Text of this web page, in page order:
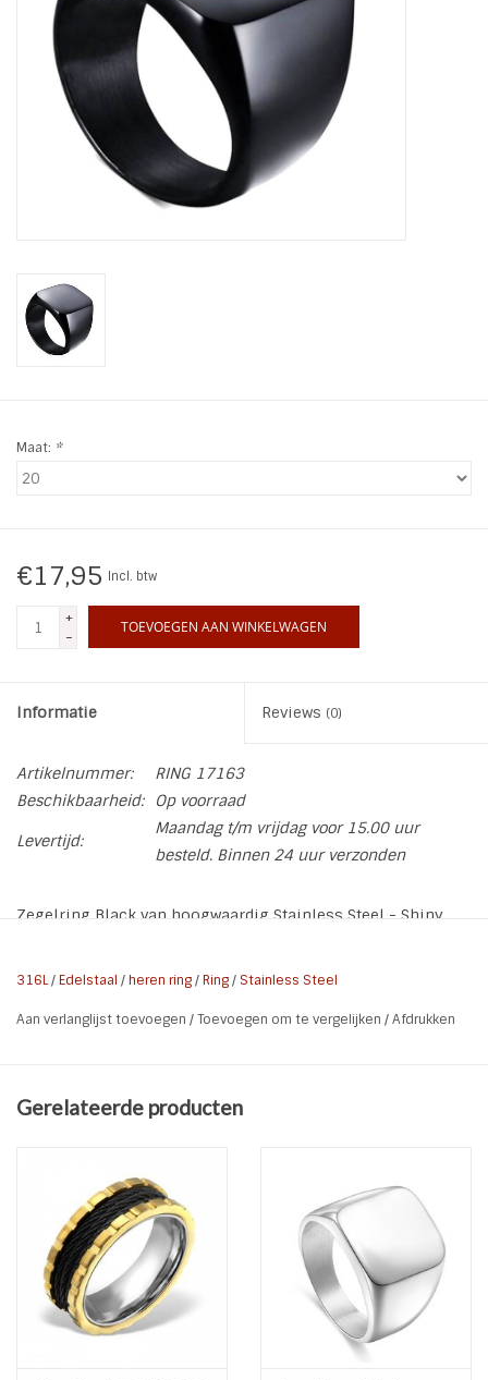
Zonnebrillen
Fashion
ON THE BEACH
LIFESTYLE PRODUCTEN
SALE
Maat: *
€17,95 Incl. btw
+
-
TOEVOEGEN AAN WINKELWAGEN
Informatie Reviews (0)
Artikelnummer:
RING 17163
Beschikbaarheid:
Op voorraad
Levertijd:
Maandag t/m vrijdag voor 15.00 uur
besteld. Binnen 24 uur verzonden
Zegelring Black van hoogwaardig Stainless Steel - Shiny
* Materiaal: Stainless Steel 316L
316L/Edelstaal /heren ring/Ring/ Stainless Steel
Aan verlanglijst toevoegen /Toevoegen om te vergelijken /Afdrukken
Gerelateerde producten